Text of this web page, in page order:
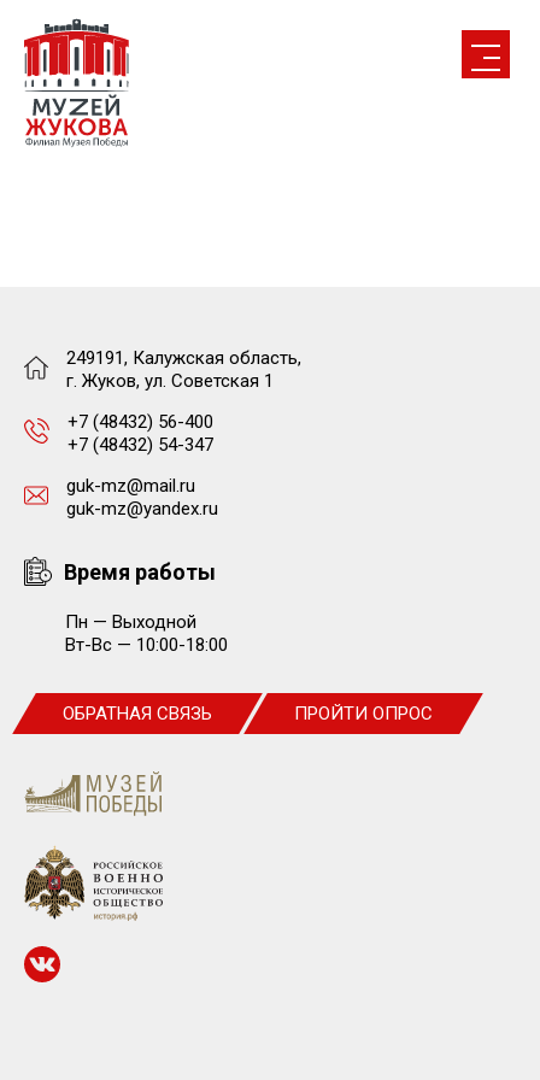
249191, Калужская область,
г. Жуков, ул. Советская 1
+7 (48432) 56-400
+7 (48432) 54-347
guk-mz@mail.ru
guk-mz@yandex.ru
Время работы
Пн — Выходной
Вт-Вс — 10:00-18:00
ОБРАТНАЯ СВЯЗЬ ПРОЙТИ ОПРОС
Нажимая кнопку, я даю согласие на обработку
персональных данных.
ОТПРАВИТЬ ЗАЯВКУ